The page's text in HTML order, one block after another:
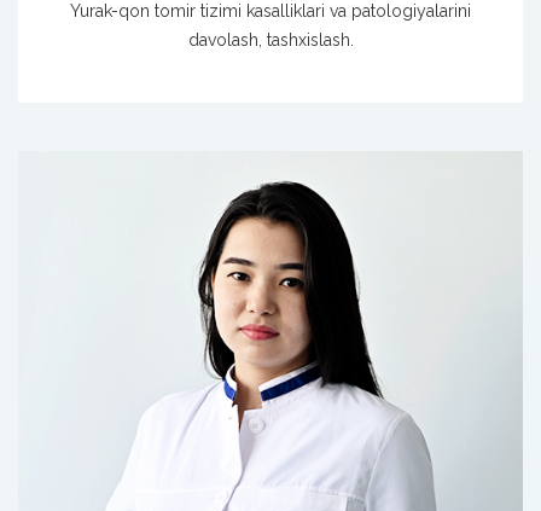
Yurak-qon tomir tizimi kasalliklari va patologiyalarini
davolash, tashxislash.